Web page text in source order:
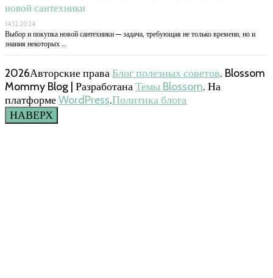
новой сантехники
14.12.2024
Выбор и покупка новой сантехники — задача, требующая не только времени, но и
знания некоторых …
2026Авторские праваБлог полезных советов. Blossom
Mommy Blog | РазработанаТемы Blossom. На
платформеWordPress.Политика блога
НАВЕРХ